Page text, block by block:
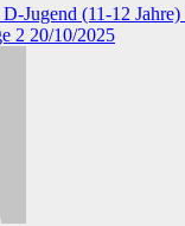
Jugend (11-12 Jahre)
2 20/10/2025